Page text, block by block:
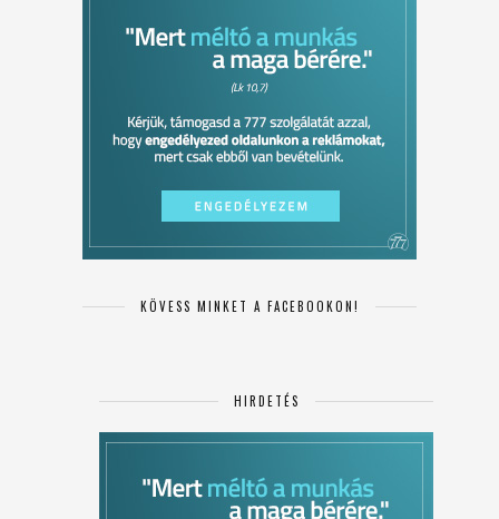
KÖVESS MINKET A FACEBOOKON!
HIRDETÉS